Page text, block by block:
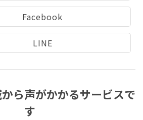
Facebook
LINE
ら声がかかるサービスで
す